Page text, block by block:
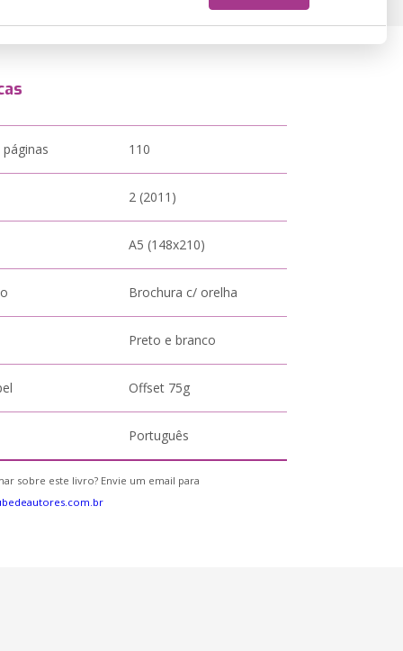
110
2 (2011)
A5 (148x210)
Brochura c/ orelha
Preto e branco
Offset 75g
Português
sobre este livro? Envie um email para